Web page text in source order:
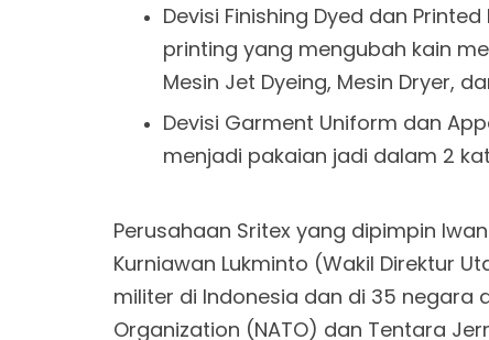
Devisi Finishing Dyed dan
printing yang mengubah kain
Mesin Jet Dyeing, Mesin Dryer,
Devisi Garment Uniform dan
menjadi pakaian jadi dalam 2
Perusahaan Sritex yang dipimpin
Kurniawan Lukminto (Wakil Direktur
militer di Indonesia dan di 35 negara
Organization (NATO) dan Tentara